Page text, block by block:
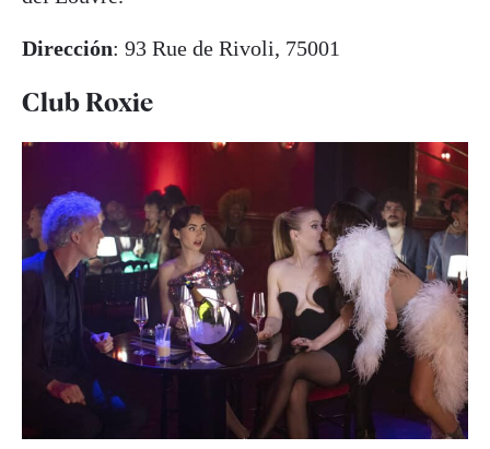
Dirección: 93 Rue de Rivoli, 75001
Club Roxie